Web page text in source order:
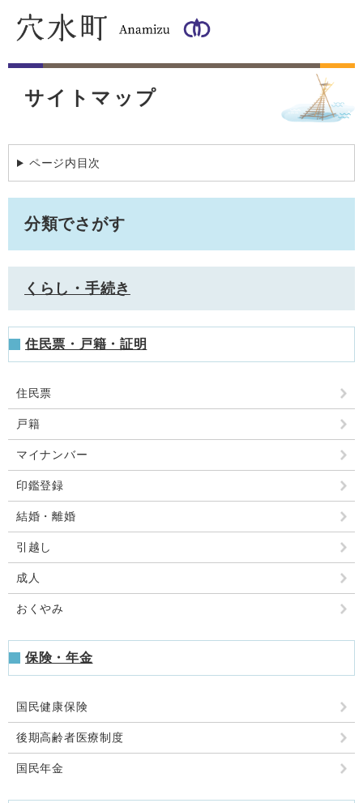
。
て
文
へ
本
サイトマップ
ページ内目次
分類でさがす
くらし・手続き
住民票・戸籍・証明
住民票
戸籍
マイナンバー
印鑑登録
結婚・離婚
引越し
成人
おくやみ
保険・年金
国民健康保険
後期高齢者医療制度
国民年金